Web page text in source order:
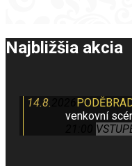
Najbližšia akcia
14.8.
venkovní